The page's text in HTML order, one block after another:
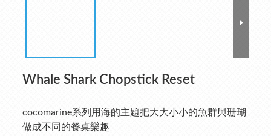
Whale Shark Chopstick Reset
cocomarine系列用海的主題把大大小小的魚群與珊瑚
做成不同的餐桌樂趣